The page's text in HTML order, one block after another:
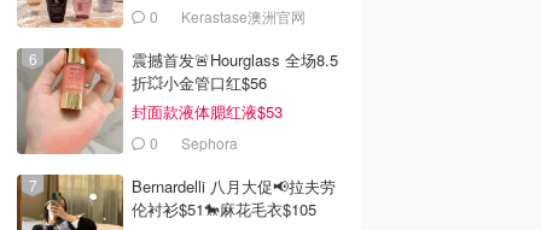
0 Kerastase澳洲官网
震撼首发🚨Hourglass 全场8.5
折💥小金管口红$56
封面款液体腮红液$53
0 Sephora
Bernardelli 八月大促📢拉夫劳
伦衬衫$51🐎麻花毛衣$105